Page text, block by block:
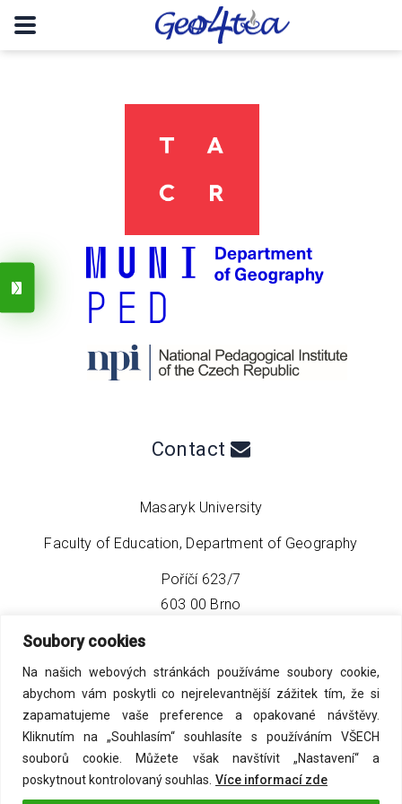
Soubory cookies
Na našich webových stránkách používáme soubory cookie,
abychom vám poskytli co nejrelevantnější zážitek tím, že si
zapamatujeme vaše preference a opakované návštěvy.
Kliknutím na „Souhlasím“ souhlasíte s používáním VŠECH
souborů cookie. Můžete však navštívit „Nastavení“ a
poskytnout kontrolovaný souhlas. Více informací zde
Contact
Masaryk University
Faculty of Education, Department of Geography
Poříčí 623/7
603 00 Brno
phone:
email:info@geo4tea.com